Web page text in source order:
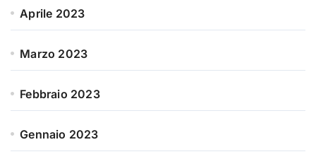
Aprile 2023
Marzo 2023
Febbraio 2023
Gennaio 2023